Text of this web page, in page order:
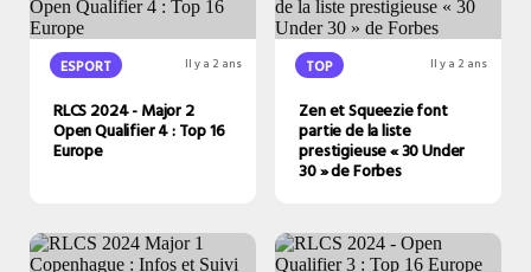
ESPORT Il y a 2 ans
RLCS 2024 - Major 2
Open Qualifier 4 : Top 16
Europe
TOP Il y a 2 ans
Zen et Squeezie font
partie de la liste
prestigieuse « 30 Under
30 » de Forbes